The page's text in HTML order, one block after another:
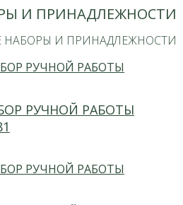
И ПРИНАДЛЕЖНОСТИ
И ПРИНАДЛЕЖНОСТИ
РУЧНОЙ РАБОТЫ